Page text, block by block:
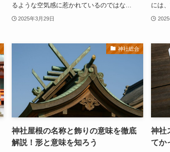
るような空気感に惹かれているのではな...
2025年3月29日
には
神社総合
神社屋根の名称と飾りの意味を徹底
解説！形と意味を知ろう
神社
てか